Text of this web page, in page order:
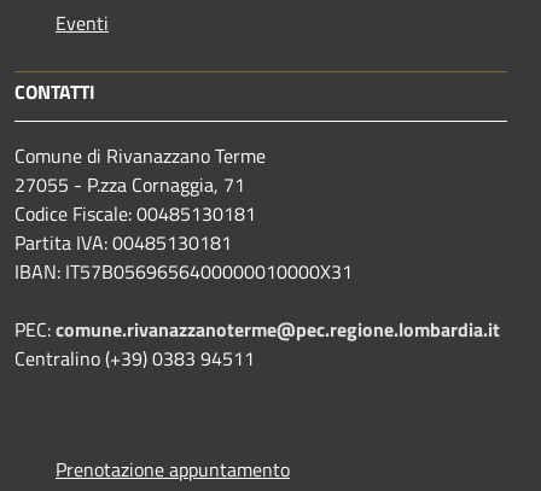
Eventi
CONTATTI
Comune di Rivanazzano Terme
27055 - P.zza Cornaggia, 71
Codice Fiscale: 00485130181
Partita IVA: 00485130181
IBAN: IT57B0569656400000010000X31
PEC:comune.rivanazzanoterme@pec.regione.lombardia.it
Centralino (+39) 0383 94511
Prenotazione appuntamento